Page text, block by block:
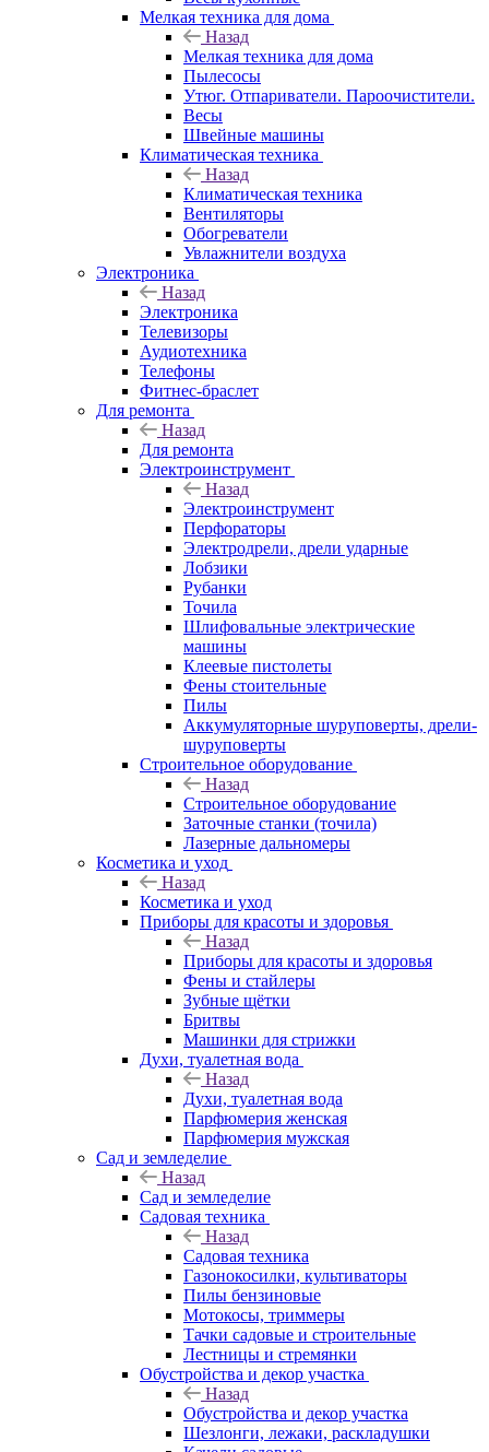
Мелкая техника для дома
Назад
Мелкая техника для дома
Пылесосы
Утюг. Отпариватели. Пароочистители.
Весы
Швейные машины
Климатическая техника
Назад
Климатическая техника
Вентиляторы
Обогреватели
Увлажнители воздуха
Электроника
Назад
Электроника
Телевизоры
Аудиотехника
Телефоны
Фитнес-браслет
Для ремонта
Назад
Для ремонта
Электроинструмент
Назад
Электроинструмент
Перфораторы
Электродрели, дрели ударные
Лобзики
Рубанки
Точила
Шлифовальные электрические
машины
Клеевые пистолеты
Фены стоительные
Пилы
Аккумуляторные шуруповерты, дрели-
шуруповерты
Строительное оборудование
Назад
Строительное оборудование
Заточные станки (точила)
Лазерные дальномеры
Косметика и уход
Назад
Косметика и уход
Приборы для красоты и здоровья
Назад
Приборы для красоты и здоровья
Фены и стайлеры
Зубные щётки
Бритвы
Машинки для стрижки
Духи, туалетная вода
Назад
Духи, туалетная вода
Парфюмерия женская
Парфюмерия мужская
Сад и земледелие
Назад
Сад и земледелие
Садовая техника
Назад
Садовая техника
Газонокосилки, культиваторы
Пилы бензиновые
Мотокосы, триммеры
Тачки садовые и строительные
Лестницы и стремянки
Обустройства и декор участка
Назад
Обустройства и декор участка
Шезлонги, лежаки, раскладушки